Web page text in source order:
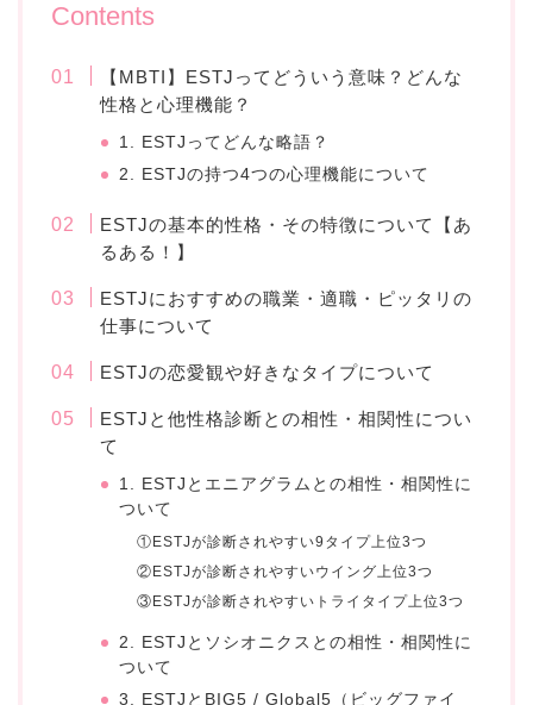
Contents
【MBTI】ESTJってどういう意味？どんな
性格と心理機能？
1. ESTJってどんな略語？
2. ESTJの持つ4つの心理機能について
ESTJの基本的性格・その特徴について【あ
るある！】
ESTJにおすすめの職業・適職・ピッタリの
仕事について
ESTJの恋愛観や好きなタイプについて
ESTJと他性格診断との相性・相関性につい
て
1. ESTJとエニアグラムとの相性・相関性に
ついて
①ESTJが診断されやすい9タイプ上位3つ
②ESTJが診断されやすいウイング上位3つ
③ESTJが診断されやすいトライタイプ上位3つ
2. ESTJとソシオニクスとの相性・相関性に
ついて
3. ESTJとBIG5 / Global5（ビッグファイ